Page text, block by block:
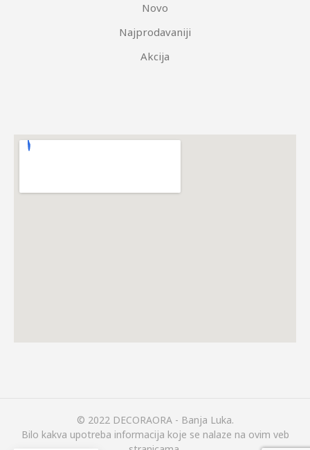
Novo
Najprodavaniji
Akcija
© 2022 DECORAORA - Banja Luka.
Bilo kakva upotreba informacija koje se nalaze na ovim veb